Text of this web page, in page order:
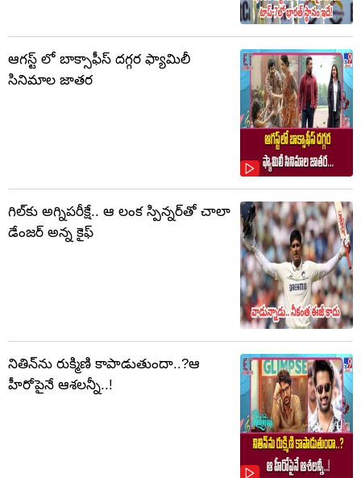
ఆగస్ట్ లో బాక్సాఫీస్ దగ్గర ఫ్యామిలీ
సినిమాల జాతర
గిల్‌కు అగ్నిపరీక్షే.. ఆ లంక స్పిన్నర్‌తో చాలా
డేంజర్ అన్న కైఫ్
నితిన్‌ను రుక్మిణి కాపాడుతుందా..?ఆ
హీరోపైనే ఆశలన్నీ..!